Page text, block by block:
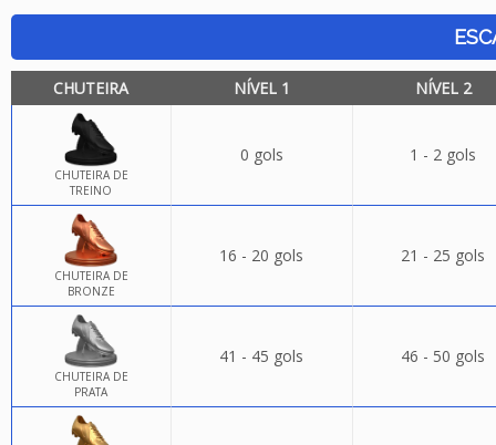
CHUTEIRA NÍVEL 1 NÍVEL 2
CHUTEIRA DE
TREINO
0 gols 1 - 2 gols
CHUTEIRA DE
BRONZE
16 - 20 gols 21 - 25 gols
CHUTEIRA DE
PRATA
41 - 45 gols 46 - 50 gols